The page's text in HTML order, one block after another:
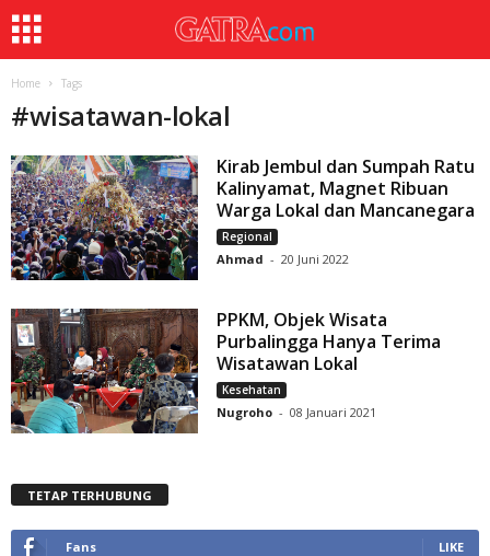
Home Tags
#wisatawan-lokal
Kirab Jembul dan Sumpah Ratu
Kalinyamat, Magnet Ribuan
Warga Lokal dan Mancanegara
Regional
Ahmad - 20 Juni 2022
PPKM, Objek Wisata
Purbalingga Hanya Terima
Wisatawan Lokal
Kesehatan
Nugroho - 08 Januari 2021
TETAP TERHUBUNG
Fans LIKE